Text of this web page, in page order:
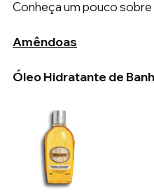
Conheça um pouco sobre
Amêndoas
Óleo Hidratante de